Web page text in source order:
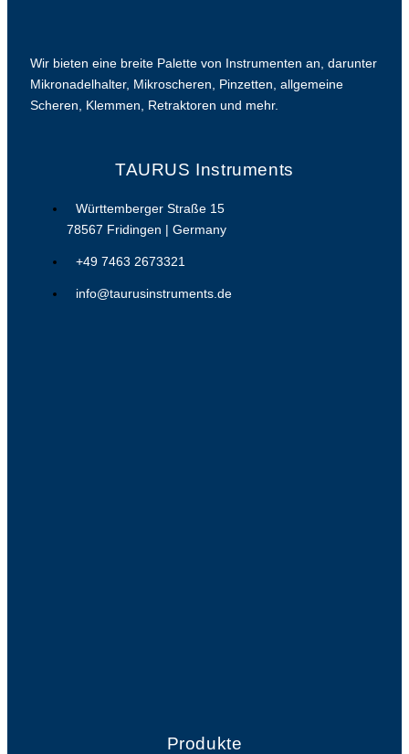
Wir bieten eine breite Palette von Instrumenten an, darunter
Mikronadelhalter, Mikroscheren, Pinzetten, allgemeine
Scheren, Klemmen, Retraktoren und mehr.
TAURUS Instruments
Württemberger Straße 15
78567 Fridingen | Germany
+49 7463 2673321
info@taurusinstruments.de
Produkte